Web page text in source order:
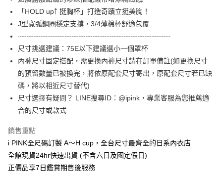
國泰世華商業銀行
兆豐國際商業銀行
臺灣中小企業銀行
台中商業銀行
元大商業銀行
永豐商業銀行
玉山商業銀行
星展（台灣）商業銀行
台新國際商業銀行
中國信託商業銀行
台灣樂天信用卡公司
華南商業銀行
彰化商業銀行
上海商業儲蓄銀行
台北富邦商業銀行
國泰世華商業銀行
兆豐國際商業銀行
臺灣中小企業銀行
台中商業銀行
匯豐（台灣）商業銀行
華泰商業銀行
聯邦商業銀行
遠東國際商業銀行
元大商業銀行
永豐商業銀行
玉山商業銀行
星展（台灣）商業銀行
台新國際商業銀行
台灣樂天信用卡公司
LINE Pay
街口支付
AFTEE先享後付
相關說明
【關於「AFTEE先享後付」】
AFTEE先享後付是「在收到商品之後才付款」的支付方式。 讓您購物簡單
便利好安心！
２．便利：只要手機號碼，簡訊認證，即可結帳。
【「AFTEE先享後付」結帳流程】
１．於結帳方式選擇「AFTEE先享後付」後，將跳轉至「AFTEE先享後付」
結帳頁面，進行簡訊認證並確認金額後，即可完成結帳。
ATM付款
全家取貨付款
每筆NT$80，滿NT$1,000(含以上)免運費
付款後全家取貨
「HOLD up￪ 挺胸杯」打造奇蹟立挺美胸！
J型寬弧鋼圈穩定支撐，3/4薄棉杯舒適包覆
┈┈┈┈┈┈┈┈┈┈┈┈┈┈┈┈┈┈┈┈┈┈
尺寸挑選建議：75E以下建議選小一個罩杯
內褲尺寸固定搭配，需更換內褲尺寸請在訂單備註(如更換尺寸
的預留數量已被換完，將依原配套尺寸寄出，原配套尺寸若已缺
碼，將以相近尺寸替代)
尺寸選擇有疑問？ LINE搜尋ID：@ipink，專業客服為您推薦適
合的尺寸或款式
銷售重點
i PINK全尺碼訂製 A～H cup，全台尺寸最齊全的日系內衣店
全館現貨24hr快速出貨 (不含六日及國定假日)
正價品享7日鑑賞期售後服務